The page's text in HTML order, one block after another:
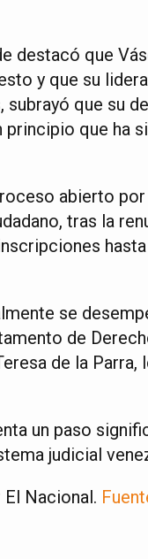
destacó que
y que su
que su
que ha
abierto
tras la
se
de
de la Parra,
un paso
judicial
Nacional.